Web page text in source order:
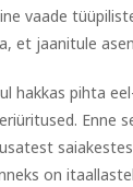
vaade
et jaanitule
hakkas pihta
Enne
on